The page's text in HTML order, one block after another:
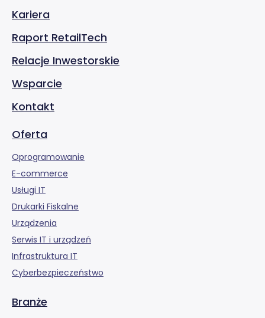
Kariera
Raport RetailTech
Relacje Inwestorskie
Wsparcie
Kontakt
Oferta
Oprogramowanie
E-commerce
Usługi IT
Drukarki Fiskalne
Urządzenia
Serwis IT i urządzeń
Infrastruktura IT
Cyberbezpieczeństwo
Branże